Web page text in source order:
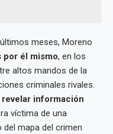
meses, Moreno
por él mismo, en los
altos mandos de la
criminales rivales.
revelar información
víctima de una
mapa del crimen